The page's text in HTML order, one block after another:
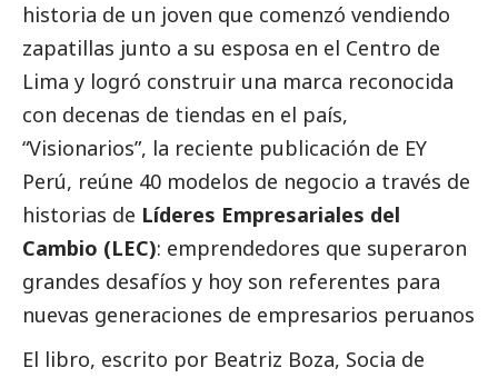
historia de un joven que comenzó vendiendo
zapatillas junto a su esposa en el Centro de
Lima y logró construir una marca reconocida
con decenas de tiendas en el país,
“Visionarios”, la reciente publicación de EY
Perú, reúne 40 modelos de negocio a través de
historias de Líderes Empresariales del
Cambio (LEC): emprendedores que superaron
grandes desafíos y hoy son referentes para
nuevas generaciones de empresarios peruanos
El libro, escrito por Beatriz Boza, Socia de